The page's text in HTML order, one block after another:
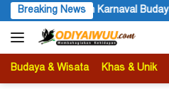
Langsung
ke
konten
Breaking News
Karnaval Budaya Wamena
Budaya & Wisata Khas & Unik